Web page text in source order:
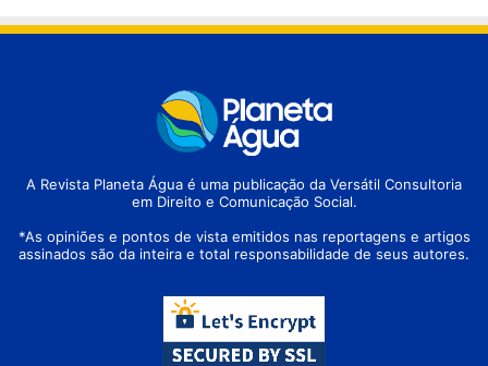
A Revista Planeta Água é uma publicação da Versátil Consultoria
em Direito e Comunicação Social.
*As opiniões e pontos de vista emitidos nas reportagens e artigos
assinados são da inteira e total responsabilidade de seus autores.